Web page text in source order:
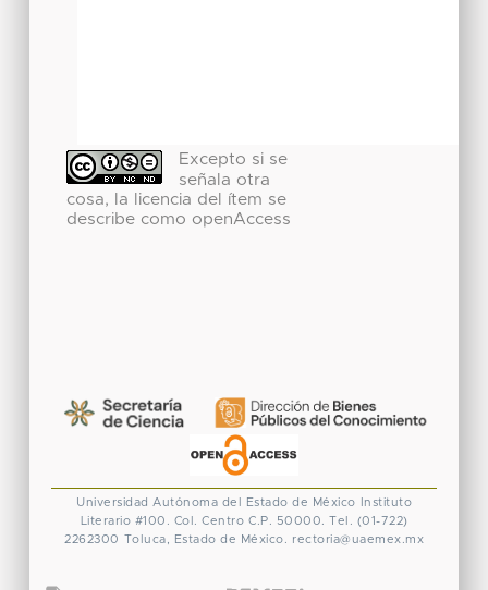
Excepto si se
señala otra
cosa, la licencia del ítem se
describe como openAccess
Universidad Autónoma del Estado de México
Instituto
Literario #100. Col. Centro C.P. 50000. Tel. (01-722)
2262300 Toluca, Estado de México. rectoria@uaemex.mx